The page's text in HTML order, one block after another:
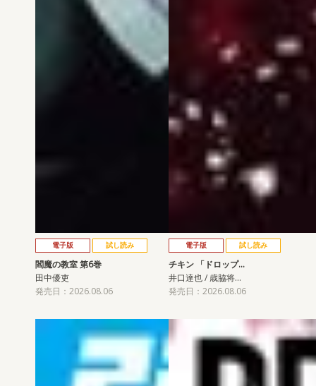
電子版 試し読み
閻魔の教室 第6巻
田中優吏
発売日：2026.08.06
電子版 試し読み
チキン 「ドロップ…
井口達也 / 歳脇将…
発売日：2026.08.06